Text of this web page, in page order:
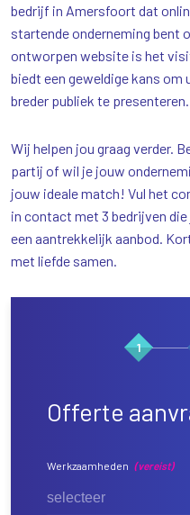
bedrijf in Amersfoort dat
startende onderneming bent
ontworpen website is het
biedt een geweldige kans om
breder publiek te presenteren.
Wij helpen jou graag verder.
partij of wil je jouw
jouw ideale match! Vul het
in contact met 3 bedrijven
een aantrekkelijk aanbod.
met liefde samen.
1
Offerte
Werkzaamheden (vereist)
selecteer